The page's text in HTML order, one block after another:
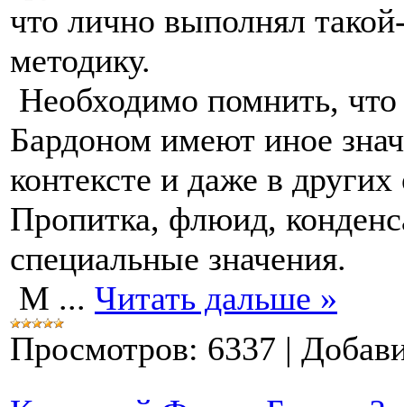
что лично выполнял
методику.
Необходимо помнить,
Бардоном имеют иное
контексте и даже в
Пропитка, флюид,
специальные значения.
М ... Читать дальше »
Просмотров: 6337 |